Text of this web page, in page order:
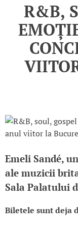
R&B,
Emeli Sandé,
ale muzicii
Sala Palatului
Biletele sunt deja